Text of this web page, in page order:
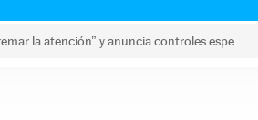
la atención” y anuncia controles espe